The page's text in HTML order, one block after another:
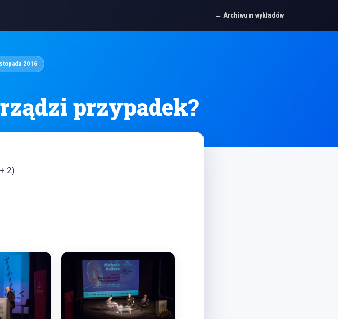
Archiwum wykładów
2016
przypadek?
2)